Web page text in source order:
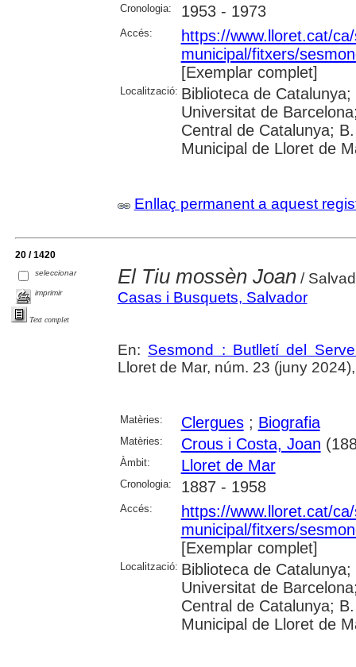
Cronologia: 1953 - 1973
Accés:
https://www.lloret.cat/
municipal/fitxers/
[Exemplar complet]
Localització: Biblioteca de
Universitat de
Central de Catalunya;
Municipal de Lloret de
Enllaç permanent a aquest
20 / 1420
seleccionar
imprimir
Text complet
El Tiu mossèn Joan/
Casas i Busquets, Salvador
En: Sesmond : Butlletí del
Lloret de Mar, núm. 23 (juny
Matèries: Clergues; Biografia
Matèries: Crous i Costa, Joan
Àmbit: Lloret de Mar
Cronologia: 1887 - 1958
Accés:
https://www.lloret.cat/
municipal/fitxers/
[Exemplar complet]
Localització: Biblioteca de
Universitat de
Central de Catalunya;
Municipal de Lloret de